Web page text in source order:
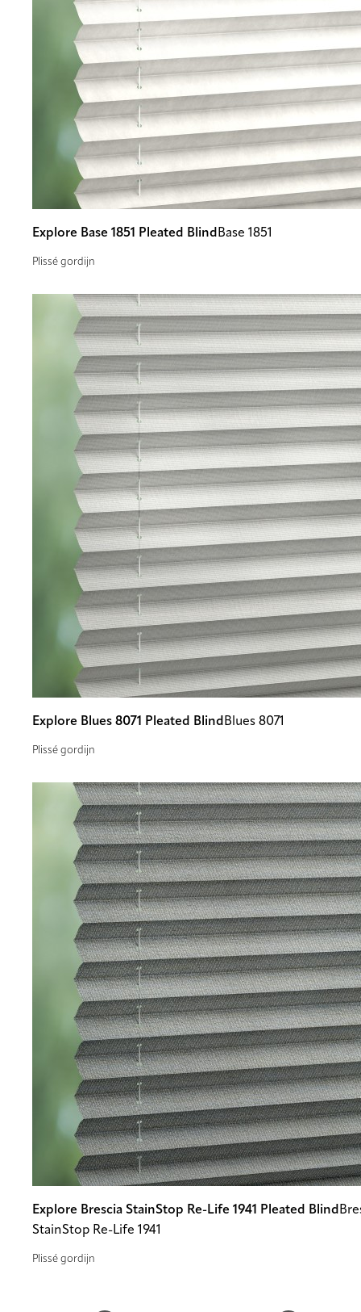
Explore Base 1851 Pleated Blind Base 1851
Plissé gordijn
Explore Blues 8071 Pleated Blind Blues 8071
Plissé gordijn
Explore Brescia StainStop Re-Life 1941 Pleated Blind
StainStop Re-Life 1941
Plissé gordijn